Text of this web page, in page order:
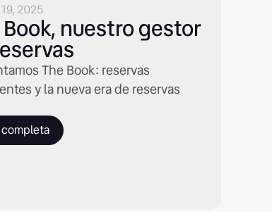
2025
nuestro gestor
The Book: reservas
y la nueva era de reservas
completa